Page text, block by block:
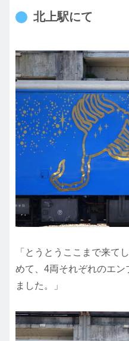
北上駅にて
「とうとうここまで来て
めて、4両それぞれのエン
ました。」